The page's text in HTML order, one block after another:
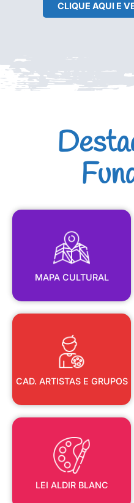
CLIQUE AQUI E
MAPA CULTURAL
MAPA CULTURAL
CAD. ARTISTAS E GRUPOS
CAD. ARTISTAS E GRUPOS
LEI ALDIR BLANC
LEI ALDIR BLANC